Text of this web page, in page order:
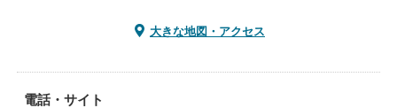
大きな地図・アクセス
電話・サイト